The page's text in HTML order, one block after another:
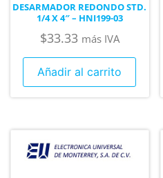
DESARMADOR REDONDO STD.
1/4 X 4″ – HNI199-03
$33.33 más IVA
Añadir al carrito